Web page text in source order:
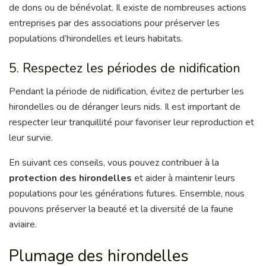
de dons ou de bénévolat. Il existe de nombreuses actions
entreprises par des associations pour préserver les
populations d’hirondelles et leurs habitats.
5. Respectez les périodes de nidification
Pendant la période de nidification, évitez de perturber les
hirondelles ou de déranger leurs nids. Il est important de
respecter leur tranquillité pour favoriser leur reproduction et
leur survie.
En suivant ces conseils, vous pouvez contribuer à la
protection des hirondelles et aider à maintenir leurs
populations pour les générations futures. Ensemble, nous
pouvons préserver la beauté et la diversité de la faune
aviaire.
Plumage des hirondelles